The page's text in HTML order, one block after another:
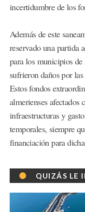
incertidumbre de los
Además de este
reservado una partida
para los municipios
sufrieron daños por
Estos fondos
almerienses afectados
infraestructuras y
temporales, siempre
financiación para
QUIZÁS LE